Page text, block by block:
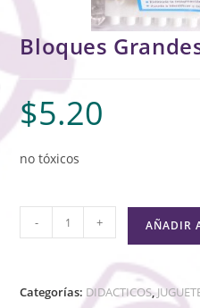
Bloques
$5.20
no tóxicos
- + AÑADIR
Categorías: DIDACTICOS,